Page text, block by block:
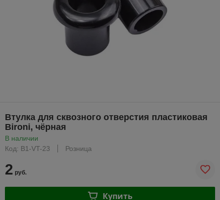
Втулка для сквозного отверстия пластиковая
Bironi, чёрная
В наличии
Код: B1-VT-23
Розница
2 руб.
Купить